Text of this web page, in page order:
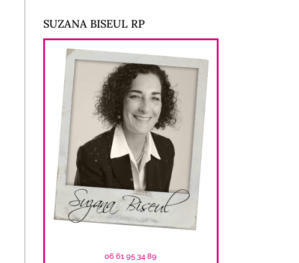
SUZANA BISEUL RP
06 61 95 34 89